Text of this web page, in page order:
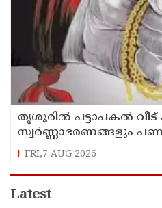
തൃശൂരിൽ പട്ടാപകൽ
സ്വർണ്ണാഭരണങ്ങളും
FRI,7 AUG 2026
Latest